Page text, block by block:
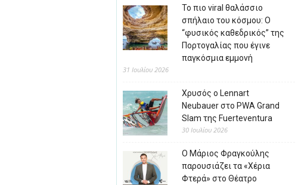
Το πιο viral θαλάσσιο
σπήλαιο του κόσμου: Ο
“φυσικός καθεδρικός” της
Πορτογαλίας που έγινε
παγκόσμια εμμονή
31 Ιουλίου 2026
Χρυσός ο Lennart
Neubauer στο PWA Grand
Slam της Fuerteventura
30 Ιουλίου 2026
Ο Μάριος Φραγκούλης
παρουσιάζει τα «Χέρια
Φτερά» στο Θέατρο